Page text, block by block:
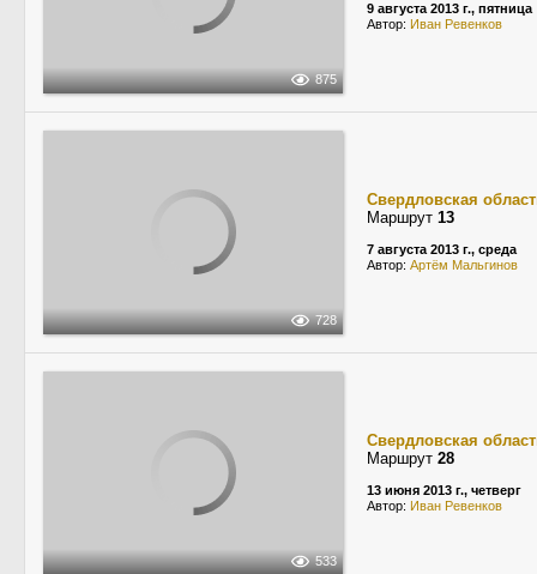
875
9 августа 2013 г., пятница
Автор: Иван Ревенков
728
Свердловская
Маршрут 13
7 августа 2013 г., среда
Автор: Артём Мальгинов
533
Свердловская
Маршрут 28
13 июня 2013 г., четверг
Автор: Иван Ревенков